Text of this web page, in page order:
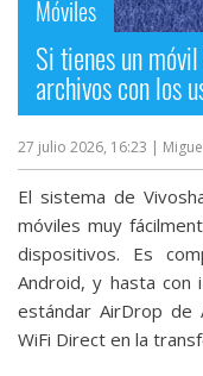
comunicación
digital donde
encontrarás
todas las
noticias sobre
tecnología,
móviles,
apps,
informática,
videojuegos,
comparativas,
trucos y
tutoriales.
Móviles
Si tienes un
archivos con los
27 julio 2026, 16:23 |
El sistema de
móviles muy
dispositivos. Es
Android, y hasta con
estándar AirDrop de
WiFi Direct‎ en la